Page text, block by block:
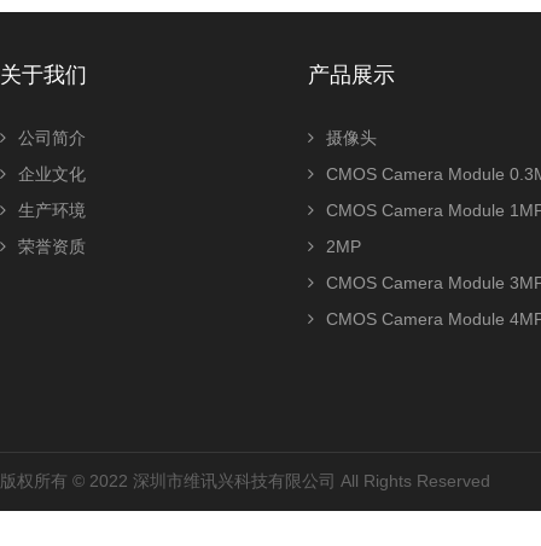
关于我们
公司简介
企业文化
生产环境
荣誉资质
产品展示
摄像头
CMOS Camera Module
CMOS Camera Module
2MP
CMOS Camera Module
CMOS Camera Module
版权所有 © 2022 深圳市维讯兴科技有限公司 All Rights Reserved